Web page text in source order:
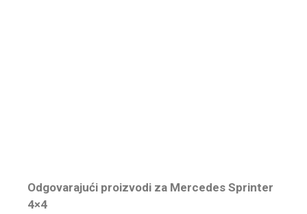
Odgovarajući proizvodi za Mercedes Sprinter
4×4